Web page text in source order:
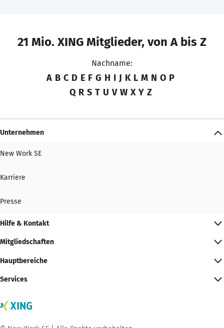
21 Mio. XING Mitglieder, von A bis Z
Nachname:
A B C D E F G H I J K L M N O P
Q R S T U V W X Y Z
Unternehmen
New Work SE
Karriere
Presse
Hilfe & Kontakt
Mitgliedschaften
Hauptbereiche
Services